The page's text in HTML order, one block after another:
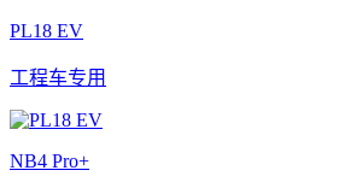
PL18 EV
工程车专用
NB4 Pro+